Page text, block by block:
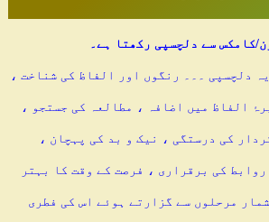
کامکس سے دلچسپی رکھتا ہے۔
دلچسپی ۔۔۔ رنگوں اور الفاظ کی شناخت ،
الفاظ میں اضافہ ، مطالعہ کی جستجو ،
کی درستگی ، نیک و بد کی پہچان ،
کی برقراری ، فرصت کے وقت کا بہتر
مرحلوں سے گزارتے ہوئے اس کی فطری